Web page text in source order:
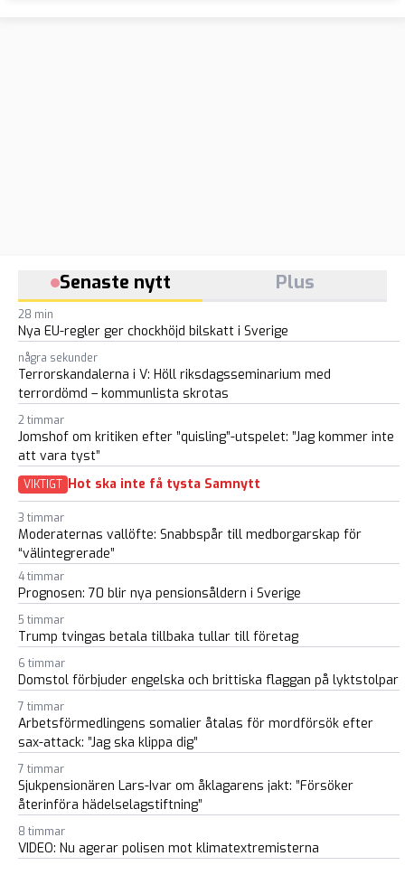
Senaste nytt Plus
28 min
Nya EU-regler ger chockhöjd bilskatt i Sverige
några sekunder
Terrorskandalerna i V: Höll riksdagsseminarium med
terrordömd – kommunlista skrotas
2 timmar
Jomshof om kritiken efter ”quisling”-utspelet: ”Jag kommer inte
att vara tyst”
VIKTIGT Hot ska inte få tysta Samnytt
3 timmar
Moderaternas vallöfte: Snabbspår till medborgarskap för
“välintegrerade”
4 timmar
Prognosen: 70 blir nya pensionsåldern i Sverige
5 timmar
Trump tvingas betala tillbaka tullar till företag
6 timmar
Domstol förbjuder engelska och brittiska flaggan på lyktstolpar
7 timmar
Arbetsförmedlingens somalier åtalas för mordförsök efter
sax-attack: ”Jag ska klippa dig”
7 timmar
Sjukpensionären Lars-Ivar om åklagarens jakt: ”Försöker
återinföra hädelselagstiftning”
8 timmar
VIDEO: Nu agerar polisen mot klimatextremisterna